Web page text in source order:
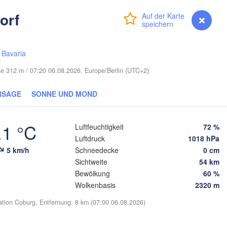
Anmelden myVentusky Vorhersage
Bavaria
312 m / 07:20 06.08.2026, Europe/Berlin (UTC+2)
SONNE UND MOND
°C
5 km/h
Luftfeuchtigkeit
72 %
Luftdruck
1018 hPa
Schneedecke
0 cm
Sichtweite
54 km
Bewölkung
60 %
Wolkenbasis
2320 m
Coburg, Entfernung: 8 km (07:00 06.08.2026)
Бабруйск
Баранавічы
(Baranavičy)
Пінск
(Pinsk)
LITAUEN